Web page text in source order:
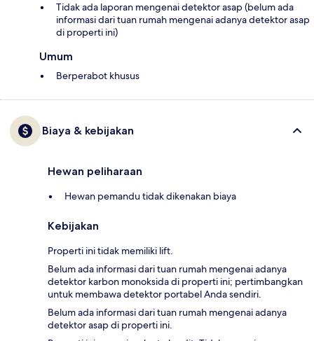
Tidak ada laporan mengenai detektor asap (belum ada
informasi dari tuan rumah mengenai adanya detektor asap
di properti ini)
Umum
Berperabot khusus
Biaya & kebijakan
Hewan peliharaan
Hewan pemandu tidak dikenakan biaya
Kebijakan
Properti ini tidak memiliki lift.
Belum ada informasi dari tuan rumah mengenai adanya
detektor karbon monoksida di properti ini; pertimbangkan
untuk membawa detektor portabel Anda sendiri.
Belum ada informasi dari tuan rumah mengenai adanya
detektor asap di properti ini.